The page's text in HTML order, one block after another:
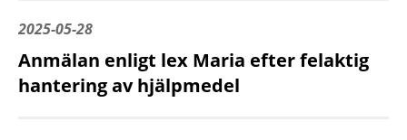
2025-05-28
Anmälan enligt lex Maria efter felaktig
hantering av hjälpmedel